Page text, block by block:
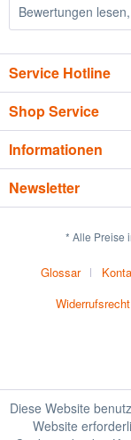
Bewertungen
Service Hotline
Shop Service
Informationen
Newsletter
* Alle Preise
Glossar
Widerrufsrecht
Diese Website
Website